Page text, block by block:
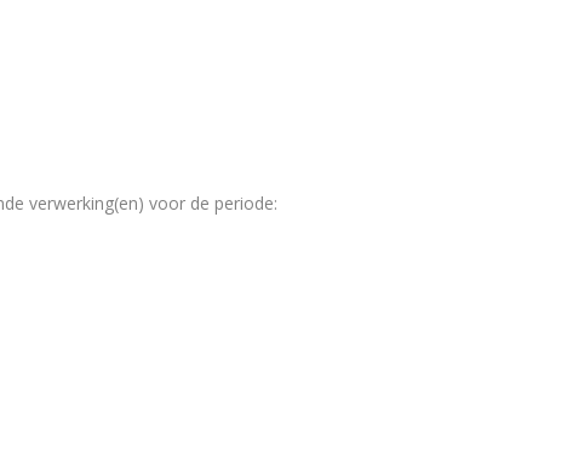
verwerking(en) voor de periode: